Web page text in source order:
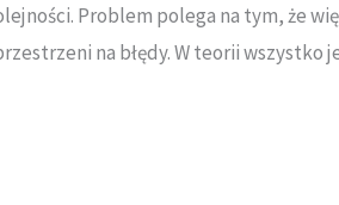
Problem polega na tym, że
na błędy. W teorii